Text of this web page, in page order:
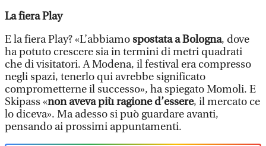
La fiera Play
E la fiera Play? «L’abbiamospostata a Bologna, dove
ha potuto crescere sia in termini di metri quadrati
che di visitatori. A Modena, il festival era compresso
negli spazi, tenerlo qui avrebbe significato
comprometterne il successo», ha spiegato Momoli. E
Skipass «non aveva più ragione d’essere, il mercato ce
lo diceva». Ma adesso si può guardare avanti,
pensando ai prossimi appuntamenti.